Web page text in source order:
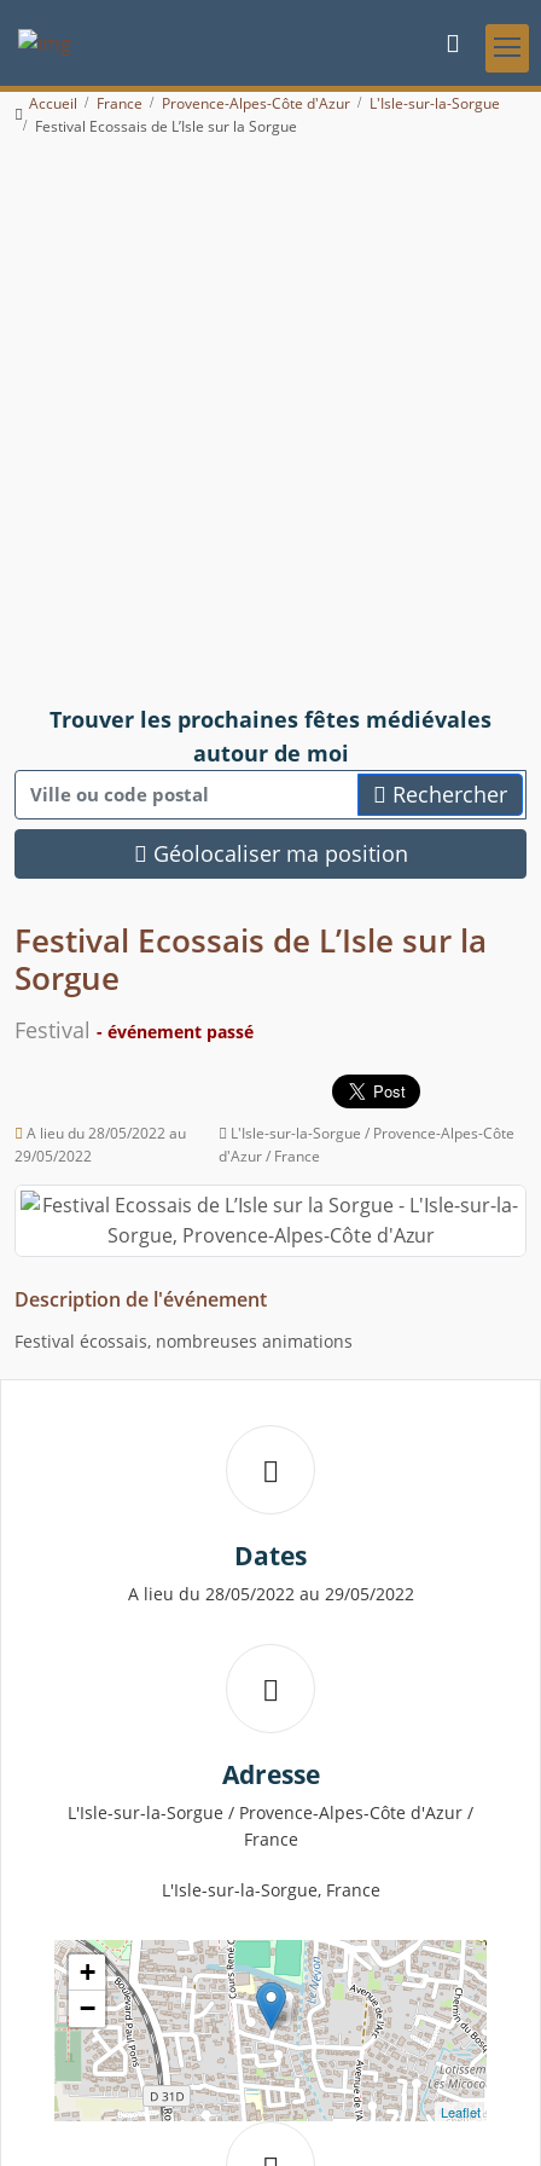
Accueil France Provence-Alpes-Côte d'Azur
L'Isle-sur-la-Sorgue
Festival Ecossais de L’Isle sur la Sorgue
Trouver les prochaines fêtes médiévales
autour de moi
Rechercher
Géolocaliser ma position
Festival Ecossais de L’Isle sur la
Sorgue
Festival - événement passé
A lieu du 28/05/2022 au
29/05/2022
L'Isle-sur-la-Sorgue / Provence-Alpes-Côte
d'Azur / France
Description de l'événement
Festival écossais, nombreuses animations
Dates
A lieu du 28/05/2022 au 29/05/2022
Adresse
L'Isle-sur-la-Sorgue / Provence-Alpes-Côte d'Azur /
France
L'Isle-sur-la-Sorgue, France
+
−
Leaflet